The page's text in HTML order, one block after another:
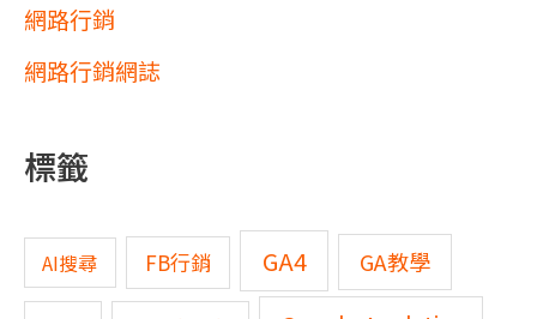
網路行銷
網路行銷網誌
標籤
AI搜尋 FB行銷 GA4 GA教學